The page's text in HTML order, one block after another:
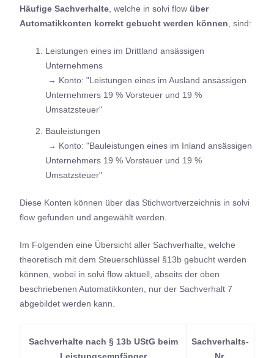
Häufige Sachverhalte , welche in solvi flow über
Automatikkonten korrekt gebucht werden können , sind:
Leistungen eines im Drittland ansässigen
Unternehmens
→ Konto: "Leistungen eines im Ausland ansässigen
Unternehmers 19 % Vorsteuer und 19 %
Umsatzsteuer"
Bauleistungen
→ Konto: "Bauleistungen eines im Inland ansässigen
Unternehmers 19 % Vorsteuer und 19 %
Umsatzsteuer"
Diese Konten können über das Stichwortverzeichnis in solvi
flow gefunden und angewählt werden.
Im Folgenden eine Übersicht aller Sachverhalte, welche
theoretisch mit dem Steuerschlüssel §13b gebucht werden
können, wobei in solvi flow aktuell, abseits der oben
beschriebenen Automatikkonten, nur der Sachverhalt 7
abgebildet werden kann.
Sachverhalte nach § 13b UStG beim
Leistungsempfänger
Sachverhalts-
Nr.